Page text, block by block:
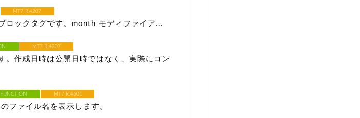
MT7 R.4207
ロックタグです。month モディファイア...
MT7 R.4207
。作成日時は公開日時ではなく、実際にコン
FUNCTION MT7 R.4601
ファイル名を表示します。